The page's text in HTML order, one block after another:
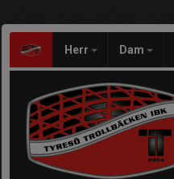
Herr Dam